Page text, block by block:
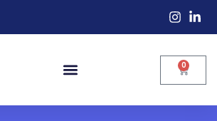
0